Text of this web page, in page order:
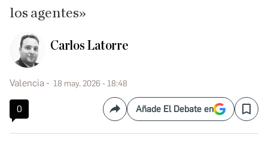
los agentes»
Carlos Latorre
Valencia 18 may. 2026 - 18:48
0 CompartirAñade El Debate en Save